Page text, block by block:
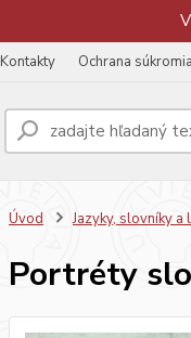
Kontakty Ochrana súkromia
Úvod Jazyky, slovníky a
Portréty